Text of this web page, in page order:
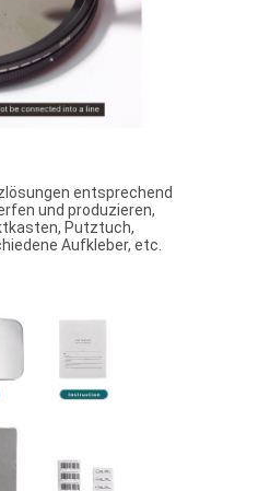
entsprechend
und produzieren,
Putztuch,
Aufkleber, etc.